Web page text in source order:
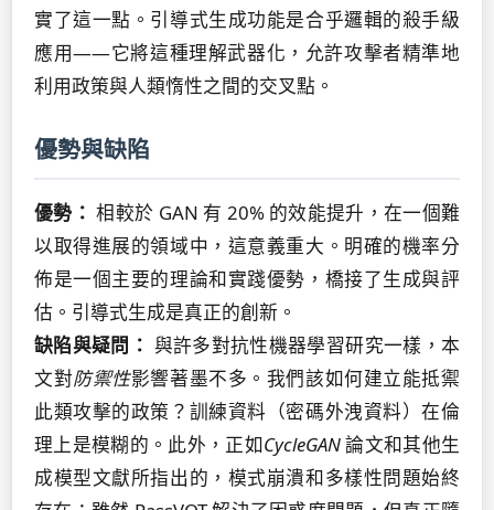
實了這一點。引導式生成功能是合乎邏輯的殺手級
應用——它將這種理解武器化，允許攻擊者精準地
利用政策與人類惰性之間的交叉點。
優勢與缺陷
優勢： 相較於 GAN 有 20% 的效能提升，在一個難
以取得進展的領域中，這意義重大。明確的機率分
佈是一個主要的理論和實踐優勢，橋接了生成與評
估。引導式生成是真正的創新。
缺陷與疑問： 與許多對抗性機器學習研究一樣，本
文對防禦性影響著墨不多。我們該如何建立能抵禦
此類攻擊的政策？訓練資料（密碼外洩資料）在倫
理上是模糊的。此外，正如CycleGAN論文和其他生
成模型文獻所指出的，模式崩潰和多樣性問題始終